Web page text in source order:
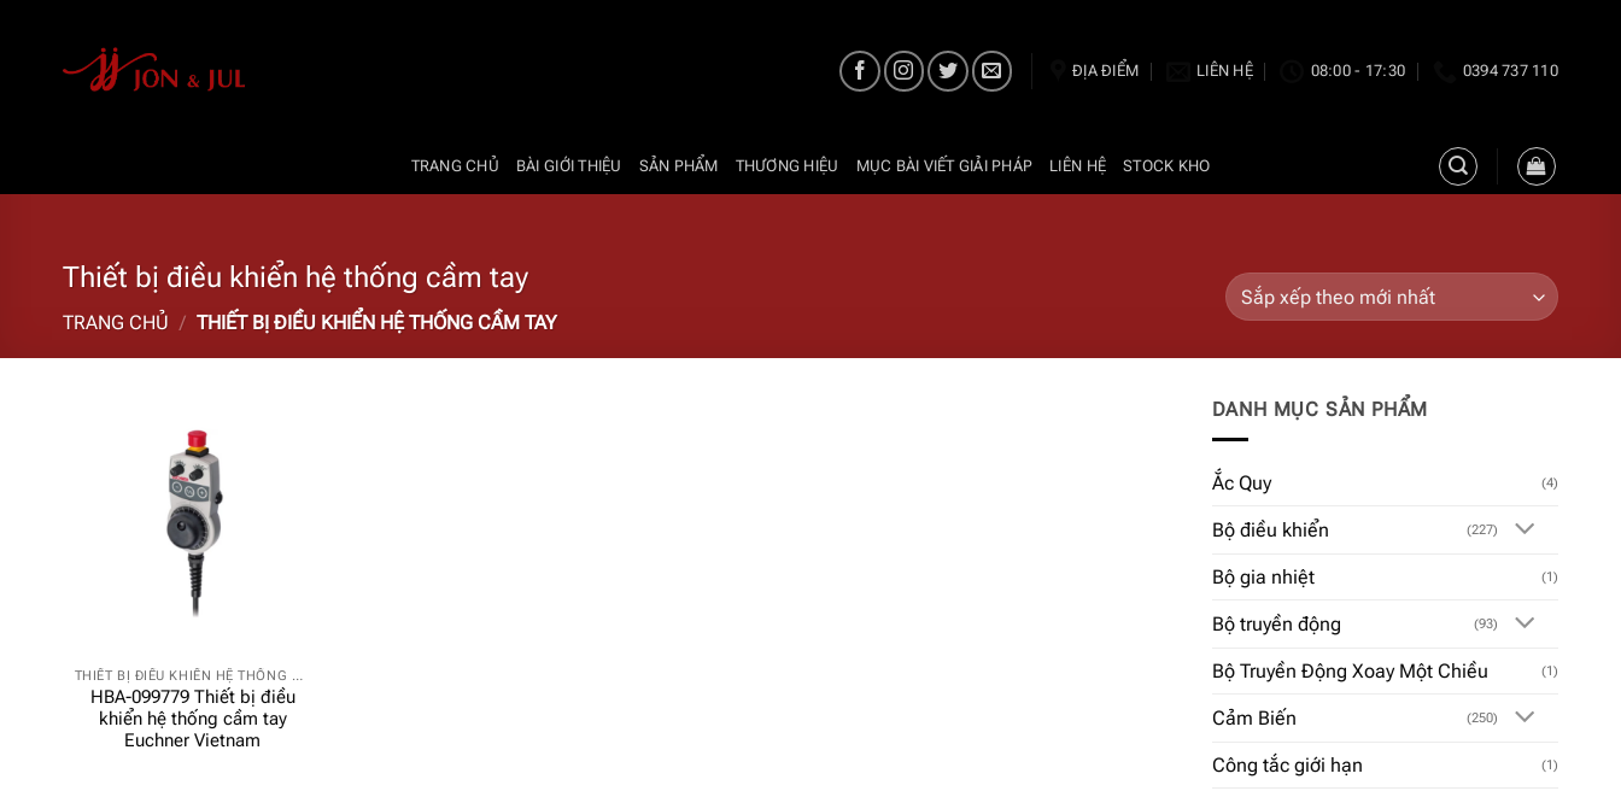
ĐỊA ĐIỂM LIÊN HỆ 08:00 - 17:30 0394 737 110
TRANG CHỦ BÀI GIỚI THIỆU SẢN PHẨM THƯƠNG HIỆU MỤC BÀI VIẾT GIẢI PHÁP LIÊN HỆ STOCK KHO
Thiết bị điều khiển hệ thống cầm tay
TRANG CHỦ / THIẾT BỊ ĐIỀU KHIỂN HỆ THỐNG CẦM TAY
THIẾT BỊ ĐIỀU KHIỂN HỆ THỐNG CẦM TAY
HBA-099779 Thiết bị điều
khiển hệ thống cầm tay
Euchner Vietnam
DANH MỤC SẢN PHẨM
Ắc Quy (4)
Bộ điều khiển (227)
Bộ gia nhiệt (1)
Bộ truyền động (93)
Bộ Truyền Động Xoay Một Chiều (1)
Cảm Biến (250)
Công tắc giới hạn (1)